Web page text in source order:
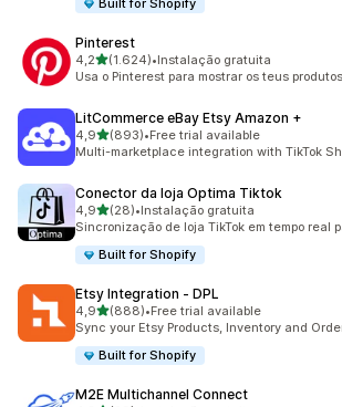
Built for Shopify
Pinterest
4,2de 5 estrelas
(1.624)
1624 total de avaliações
•Instalação gratuita
Usa o Pinterest para mostrar os teus
LitCommerce eBay Etsy Amazon +
4,9de 5 estrelas
(893)
893 total de avaliações
•Free trial available
Multi-marketplace integration with TikTok
Conector da loja Optima Tiktok
4,9de 5 estrelas
(28)
28 total de avaliações
•Instalação gratuita
Sincronização de loja TikTok em tempo real
Built for Shopify
Etsy Integration ‑ DPL
4,9de 5 estrelas
(888)
888 total de avaliações
•Free trial available
Sync your Etsy Products, Inventory and
Built for Shopify
M2E Multichannel Connect